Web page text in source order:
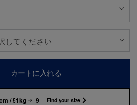
カートに入れる
/ 51kg 9 Find your size